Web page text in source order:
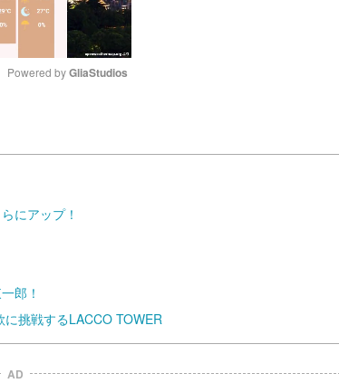
u
Powered by GliaStudios
にアップ！
郎！
に挑戦するLACCO TOWER
AD